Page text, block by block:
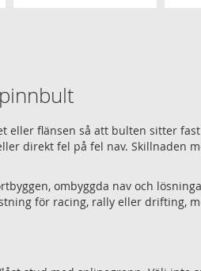
eller flänsen så att bulten sitter
direkt fel på fel nav. Skillnaden
ombyggda nav och
för racing, rally eller drifting,